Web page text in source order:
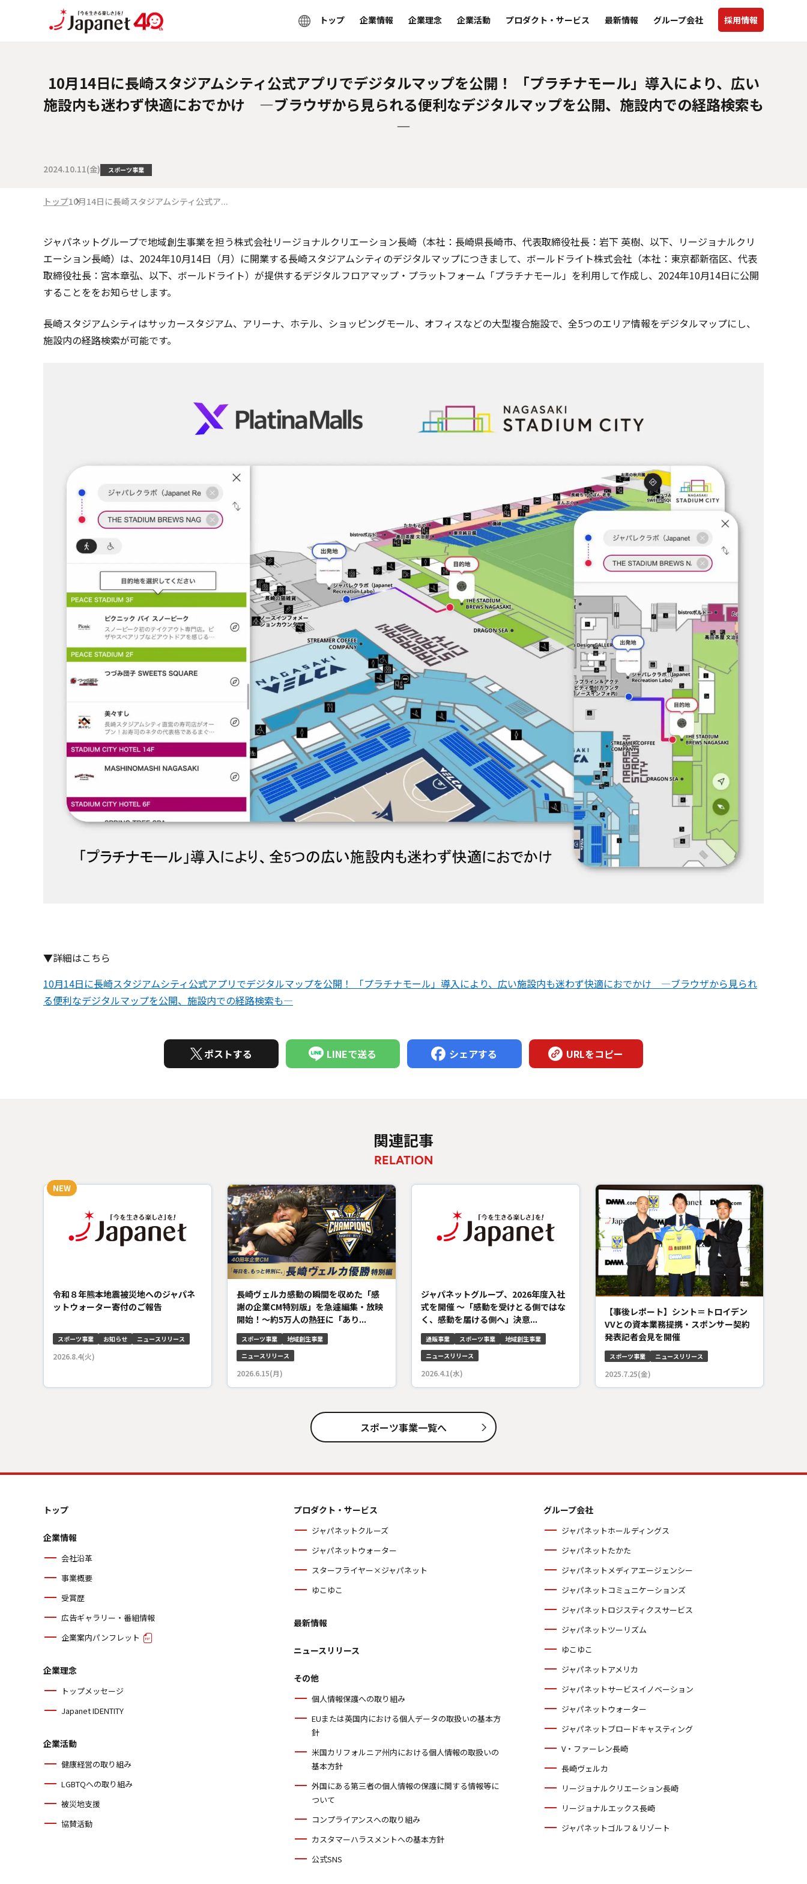
トップ 企業情報 企業理念 企業活動 プロダクト・サービス 最新情報 グループ会社 採用情報
10月14日に長崎スタジアムシティ公式アプリでデジタルマップを公開！ 「プラチナモール」導入により、広い
施設内も迷わず快適におでかけ ―ブラウザから見られる便利なデジタルマップを公開、施設内での経路検索も
―
2024.10.11(金) スポーツ事業
トップ10月14日に長崎スタジアムシティ公式ア...
ジャパネットグループで地域創生事業を担う株式会社リージョナルクリエーション長崎（本社：長崎県長崎市、代表取締役社長：岩下 英樹、以下、リージョナルクリ
エーション長崎）は、2024年10月14日（月）に開業する長崎スタジアムシティのデジタルマップにつきまして、ボールドライト株式会社（本社：東京都新宿区、代表
取締役社長：宮本章弘、以下、ボールドライト）が提供するデジタルフロアマップ・プラットフォーム「プラチナモール」を利用して作成し、2024年10月14日に公開
することををお知らせします。
長崎スタジアムシティはサッカースタジアム、アリーナ、ホテル、ショッピングモール、オフィスなどの大型複合施設で、全5つのエリア情報をデジタルマップにし、
施設内の経路検索が可能です。
▼詳細はこちら
10月14日に長崎スタジアムシティ公式アプリでデジタルマップを公開！ 「プラチナモール」導入により、広い施設内も迷わず快適におでかけ ―ブラウザから見られ
る便利なデジタルマップを公開、施設内での経路検索も―
ポストする LINEで送る シェアする URLをコピー
関連記事
RELATION
令和８年熊本地震被災地へのジャパネ
ットウォーター寄付のご報告
スポーツ事業 お知らせ ニュースリリース
2026.8.4(火)
長崎ヴェルカ感動の瞬間を収めた「感
謝の企業CM特別版」を急遽編集・放映
開始！～約5万人の熱狂に「あり...
スポーツ事業
地域創生事業
ニュースリリース
2026.6.15(月)
ジャパネットグループ、2026年度入社
式を開催 ～「感動を受けとる側ではな
く、感動を届ける側へ」決意...
通販事業 スポーツ事業
地域創生事業
ニュースリリース
2026.4.1(水)
【事後レポート】シント＝トロイデン
VVとの資本業務提携・スポンサー契約
発表記者会見を開催
スポーツ事業 ニュースリリース
2025.7.25(金)
スポーツ事業一覧へ
トップ
企業情報
会社沿革
事業概要
受賞歴
広告ギャラリー・番組情報
企業案内パンフレット
企業理念
トップメッセージ
Japanet IDENTITY
企業活動
健康経営の取り組み
LGBTQへの取り組み
被災地支援
協賛活動
プロダクト・サービス
ジャパネットクルーズ
ジャパネットウォーター
スターフライヤー×ジャパネット
ゆこゆこ
最新情報
ニュースリリース
その他
個人情報保護への取り組み
EUまたは英国内における個人データの取扱いの基本方
針
米国カリフォルニア州内における個人情報の取扱いの
基本方針
外国にある第三者の個人情報の保護に関する情報等に
ついて
コンプライアンスへの取り組み
カスタマーハラスメントへの基本方針
公式SNS
グループ会社
ジャパネットホールディングス
ジャパネットたかた
ジャパネットメディアエージェンシー
ジャパネットコミュニケーションズ
ジャパネットロジスティクスサービス
ジャパネットツーリズム
ゆこゆこ
ジャパネットアメリカ
ジャパネットサービスイノベーション
ジャパネットウォーター
ジャパネットブロードキャスティング
V・ファーレン長崎
長崎ヴェルカ
リージョナルクリエーション長崎
リージョナルエックス長崎
ジャパネットゴルフ＆リゾート